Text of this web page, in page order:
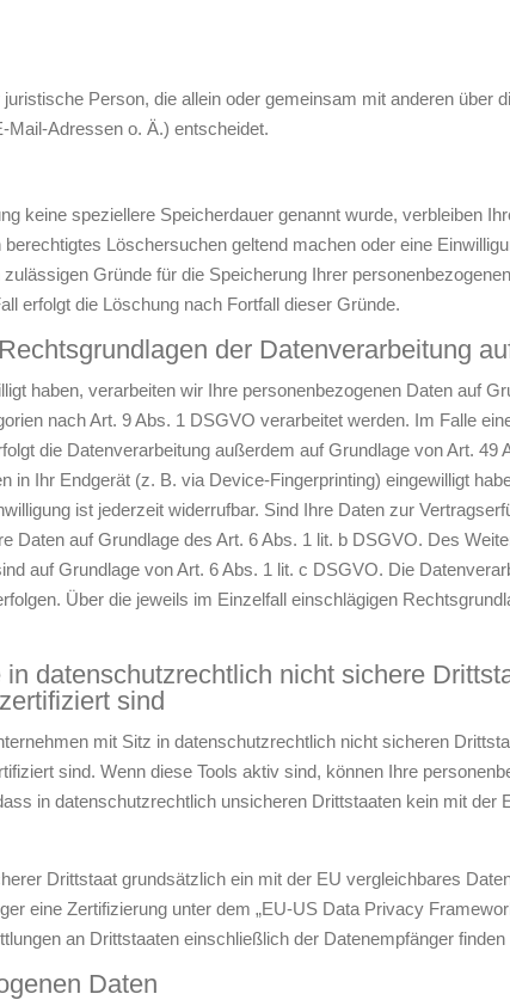
Person, die allein oder gemeinsam mit anderen über
Mail-Adressen o. Ä.) entscheidet.
keine speziellere Speicherdauer genannt wurde, verbleiben
Löschersuchen geltend machen oder eine
Gründe für die Speicherung Ihrer
erfolgt die Löschung nach Fortfall dieser Gründe.
der Datenverarbeitung
haben, verarbeiten wir Ihre personenbezogenen Daten auf
nach Art. 9 Abs. 1 DSGVO verarbeitet werden. Im Falle
die Datenverarbeitung außerdem auf Grundlage von Art.
in Ihr Endgerät (z. B. via Device-Fingerprinting) eingewilligt
ist jederzeit widerrufbar. Sind Ihre Daten zur
Daten auf Grundlage des Art. 6 Abs. 1 lit. b DSGVO. Des
auf Grundlage von Art. 6 Abs. 1 lit. c DSGVO. Die
Über die jeweils im Einzelfall einschlägigen
datenschutzrechtlich nicht sichere
sind
mit Sitz in datenschutzrechtlich nicht sicheren
sind. Wenn diese Tools aktiv sind, können Ihre
in datenschutzrechtlich unsicheren Drittstaaten kein mit
Drittstaat grundsätzlich ein mit der EU vergleichbares
eine Zertifizierung unter dem „EU-US Data Privacy
an Drittstaaten einschließlich der Datenempfänger
Daten